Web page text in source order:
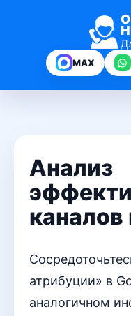
MAX
Анализ
каналов
атрибуции» в
аналогичном